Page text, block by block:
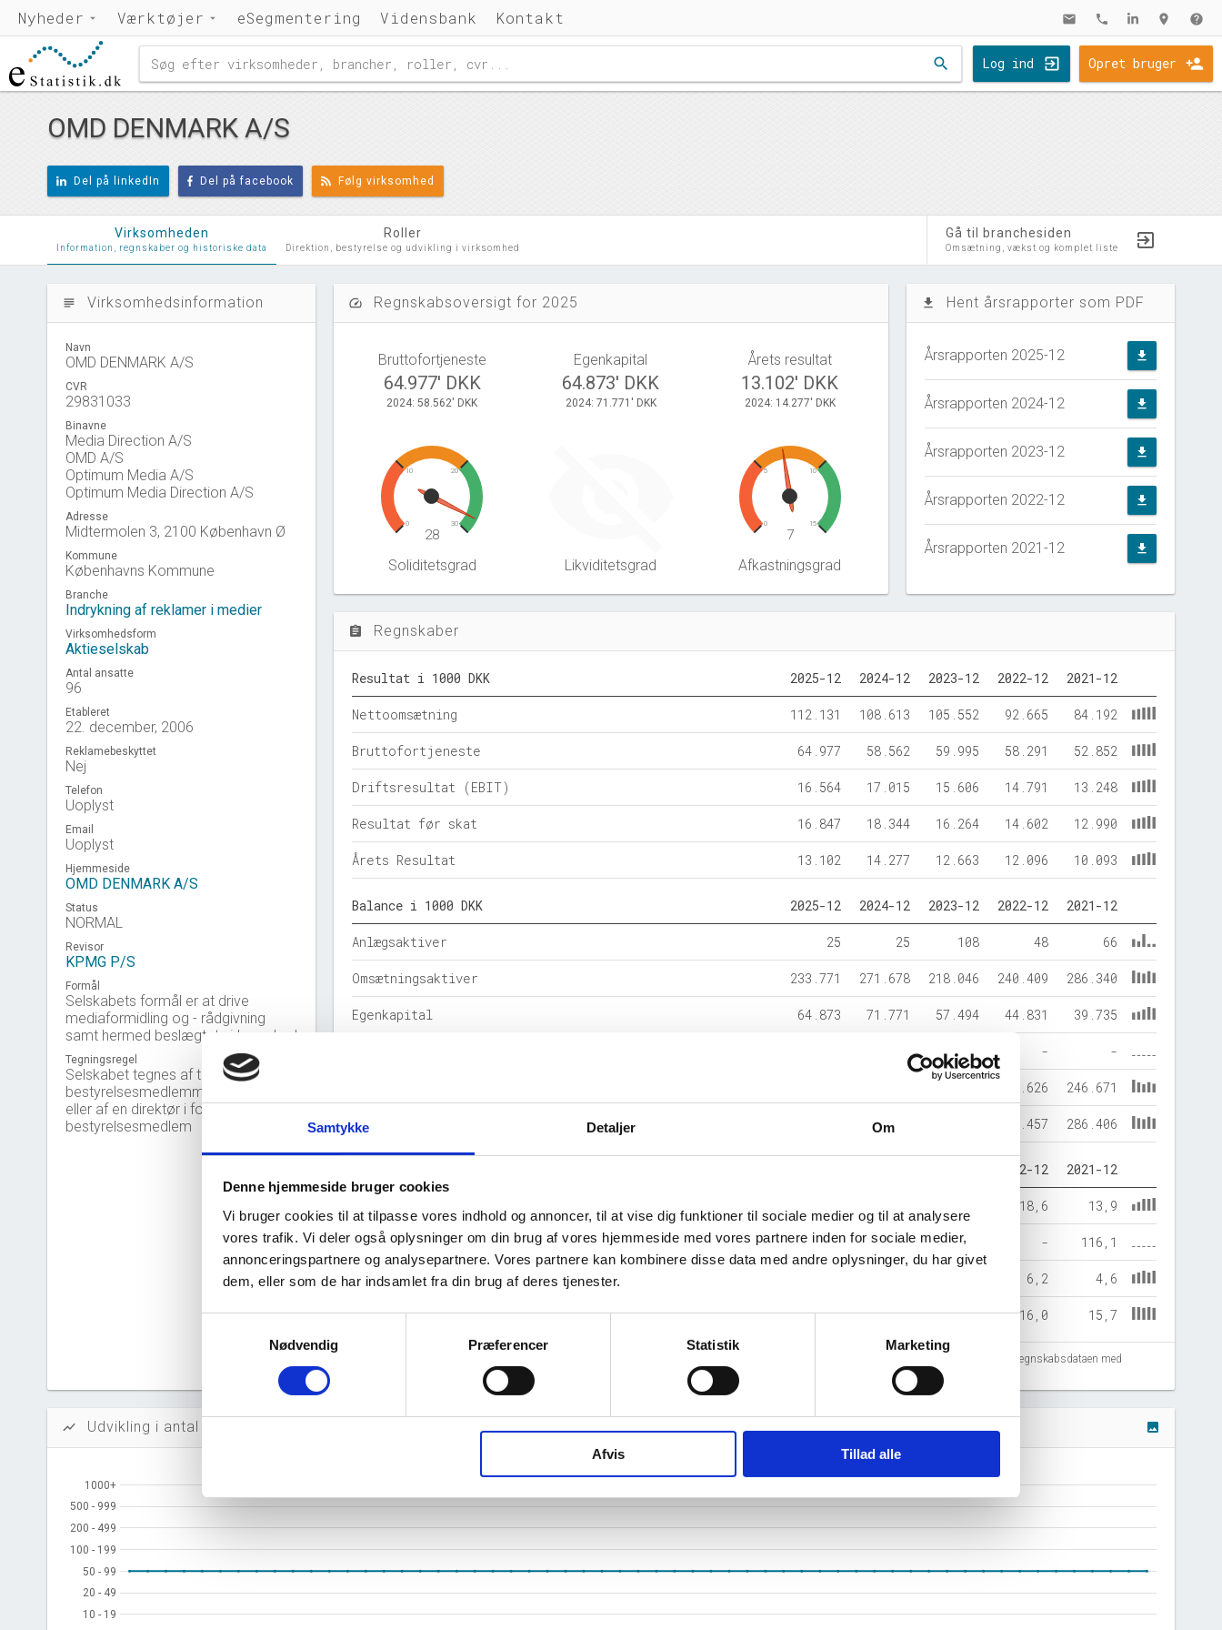
Samtykke Detaljer Om
Denne hjemmeside bruger cookies
Vi bruger cookies til at tilpasse vores indhold og annoncer, til at vise dig funktioner til sociale medier og til at analysere
vores trafik. Vi deler også oplysninger om din brug af vores hjemmeside med vores partnere inden for sociale medier,
annonceringspartnere og analysepartnere. Vores partnere kan kombinere disse data med andre oplysninger, du har givet
dem, eller som de har indsamlet fra din brug af deres tjenester.
Nødvendig
Præferencer Statistik Marketing
Afvis Tillad alle
Nyheder Værktøjer eSegmentering Vidensbank Kontakt mail phone location_on help
search Log ind Opret bruger
OMD DENMARK A/S
Del på linkedIn Del på facebook Følg virksomhed
Virksomheden
Information, regnskaber og historiske data
Roller
Direktion, bestyrelse og udvikling i virksomhed
Gå til branchesiden
Omsætning, vækst og komplet liste
subject Virksomhedsinformation
Navn
OMD DENMARK A/S
CVR
29831033
Binavne
Media Direction A/S
OMD A/S
Optimum Media A/S
Optimum Media Direction A/S
Adresse
Midtermolen 3, 2100 København Ø
Kommune
Københavns Kommune
Branche
Indrykning af reklamer i medier
Virksomhedsform
Aktieselskab
Antal ansatte
96
Etableret
22. december, 2006
Reklamebeskyttet
Nej
Telefon
Uoplyst
Email
Uoplyst
Hjemmeside
OMD DENMARK A/S
Status
NORMAL
Revisor
KPMG P/S
Formål
Selskabets formål er at drive
mediaformidling og - rådgivning
samt hermed beslægtet virksomhed
Tegningsregel
Selskabet tegnes af to
bestyrelsesmedlemmer i forening
eller af en direktør i forening med et
bestyrelsesmedlem
speed Regnskabsoversigt for 2025
Bruttofortjeneste
64.977' DKK
2024: 58.562' DKK
Egenkapital
64.873' DKK
2024: 71.771' DKK
Årets resultat
13.102' DKK
2024: 14.277' DKK
0
10 20
30
28
Soliditetsgrad Likviditetsgrad
0
5 10
15
7
Afkastningsgrad
file_download Hent årsrapporter som PDF
Årsrapporten 2025-12 file_download
Årsrapporten 2024-12 file_download
Årsrapporten 2023-12 file_download
Årsrapporten 2022-12 file_download
Årsrapporten 2021-12 file_download
assignment Regnskaber
Resultat i 1000 DKK 2025-12 2024-12 2023-12 2022-12 2021-12
Nettoomsætning 112.131 108.613 105.552 92.665 84.192
Bruttofortjeneste 64.977 58.562 59.995 58.291 52.852
Driftsresultat (EBIT) 16.564 17.015 15.606 14.791 13.248
Resultat før skat 16.847 18.344 16.264 14.602 12.990
Årets Resultat 13.102 14.277 12.663 12.096 10.093
Balance i 1000 DKK 2025-12 2024-12 2023-12 2022-12 2021-12
Anlægsaktiver 25 25 108 48 66
Omsætningsaktiver 233.771 271.678 218.046 240.409 286.340
Egenkapital 64.873 71.771 57.494 44.831 39.735
- - -
195.626 246.671
Årets balance 271.703 240.457 286.406
2022-12 2021-12
18,6 13,9
Likviditetsgrad - - - 116,1
Afkastningsgrad 6,2 4,6
Overskudsgrad 14,8 15,7 14,8 16,0 15,7
Tal fra erhvervsstyrelsens regnskabs-API. eStatistik henviser til Erhvervsstyrelsen ved eventuelle fejlregistreringer. Vi anbefaler at krydstjekke regnskabsdataen med
show_chart Udvikling i antal ansatte image
10 - 19
10 - 19
20 - 49
20 - 49
50 - 99
50 - 99
100 - 199
100 - 199
200 - 499
200 - 499
500 - 999
500 - 999
1000+
1000+